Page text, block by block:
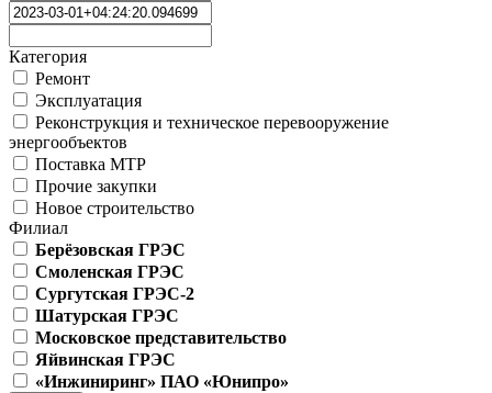
Категория
Ремонт
Эксплуатация
Реконструкция и техническое перевооружение
энергообъектов
Поставка МТР
Прочие закупки
Новое строительство
Филиал
Берёзовская ГРЭС
Смоленская ГРЭС
Сургутская ГРЭС-2
Шатурская ГРЭС
Московское представительство
Яйвинская ГРЭС
«Инжиниринг» ПАО «Юнипро»